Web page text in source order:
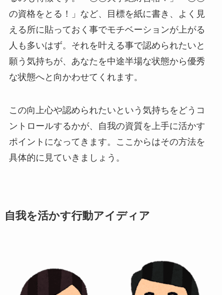
の資格をとる！」など、目標を紙に書き、よく見
える所に貼っておく事でモチベーションが上がる
人も多いはず。それを叶える事で認められたいと
願う気持ちが、あなたを中途半場な状態から優秀
な状態へと向かわせてくれます。
この向上心や認められたいという気持ちをどうコ
ントロールするかが、自我の資質を上手に活かす
ポイントになってきます。ここからはその方法を
具体的に見ていきましょう。
自我を活かす行動アイディア